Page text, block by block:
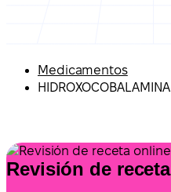
Medicamentos
Revisión de